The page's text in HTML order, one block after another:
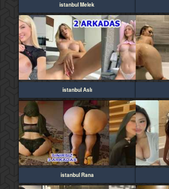
istanbul Melek
istanbul Aslı
istanbul Rana